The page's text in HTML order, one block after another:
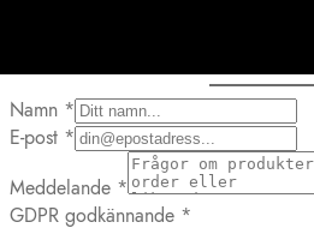
Namn *
E-post *
Meddelande *
GDPR godkännande *